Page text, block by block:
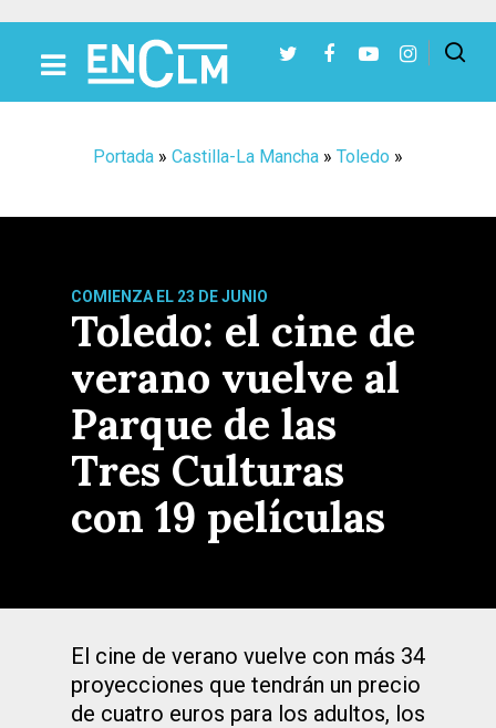
Portada » Castilla-La Mancha » Toledo »
COMIENZA EL 23 DE JUNIO
Toledo: el cine de
verano vuelve al
Parque de las
Tres Culturas
con 19 películas
El cine de verano vuelve con más 34
proyecciones que tendrán un precio
de cuatro euros para los adultos, los